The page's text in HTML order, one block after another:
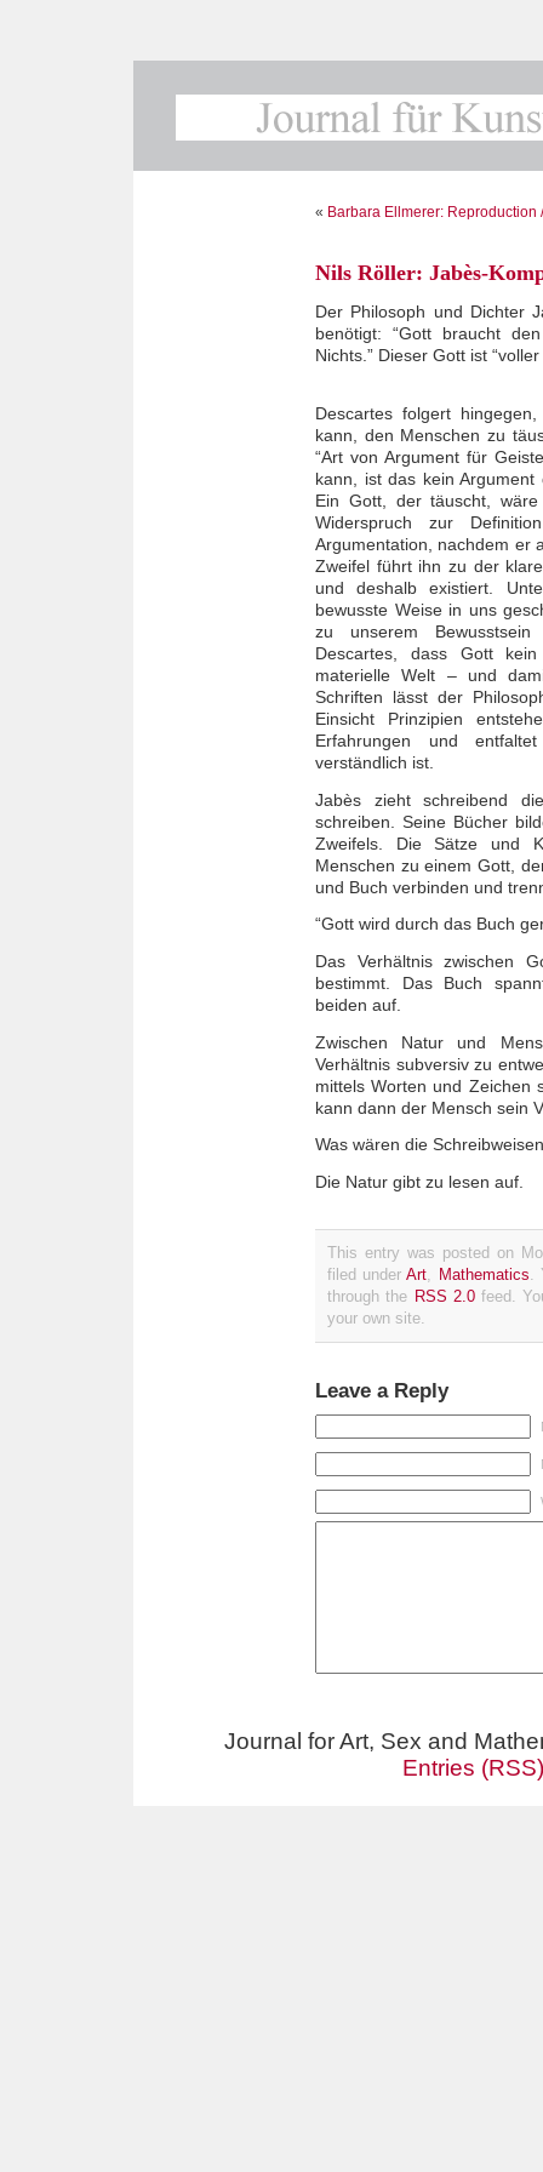
« Barbara Ellmerer: Reproduction
Nils Röller: Jabès-
Der Philosoph und Dichter
benötigt: “Gott braucht
Nichts.” Dieser Gott ist “voller
Descartes folgert
kann, den Menschen zu
“Art von Argument für
kann, ist das kein
Ein Gott, der täuscht,
Widerspruch zur
Argumentation, nachdem er
Zweifel führt ihn zu der
und deshalb existiert.
bewusste Weise in uns
zu unserem
Descartes, dass Gott
materielle Welt – und
Schriften lässt der
Einsicht Prinzipien
Erfahrungen und
verständlich ist.
Jabès zieht schreibend
schreiben. Seine Bücher
Zweifels. Die Sätze und
Menschen zu einem Gott,
und Buch verbinden und
“Gott wird durch das Buch
Das Verhältnis zwischen
bestimmt. Das Buch
beiden auf.
Zwischen Natur und
Verhältnis subversiv zu
mittels Worten und Zeichen
kann dann der Mensch sein
Was wären die
Die Natur gibt zu lesen auf.
This entry was posted on
filed underArt Mathematics
through the RSS 2.0feed.
your own site.
Leave a Reply
Journal for Art, Sex and
Entries (RSS)